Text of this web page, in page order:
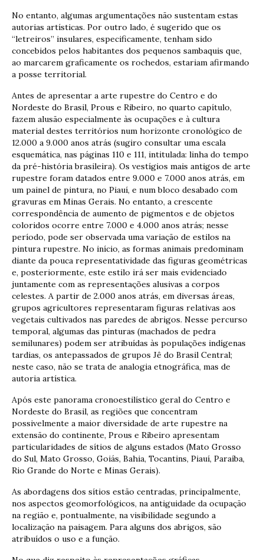
No entanto, algumas argumentações não sustentam estas
autorias artísticas. Por outro lado, é sugerido que os
“letreiros” insulares, especificamente, tenham sido
concebidos pelos habitantes dos pequenos sambaquis que,
ao marcarem graficamente os rochedos, estariam afirmando
a posse territorial.
Antes de apresentar a arte rupestre do Centro e do
Nordeste do Brasil, Prous e Ribeiro, no quarto capítulo,
fazem alusão especialmente às ocupações e à cultura
material destes territórios num horizonte cronológico de
12.000 a 9.000 anos atrás (sugiro consultar uma escala
esquemática, nas páginas 110 e 111, intitulada: linha do tempo
da pré-história brasileira). Os vestígios mais antigos de arte
rupestre foram datados entre 9.000 e 7.000 anos atrás, em
um painel de pintura, no Piauí, e num bloco desabado com
gravuras em Minas Gerais. No entanto, a crescente
correspondência de aumento de pigmentos e de objetos
coloridos ocorre entre 7.000 e 4.000 anos atrás; nesse
período, pode ser observada uma variação de estilos na
pintura rupestre. No início, as formas animais predominam
diante da pouca representatividade das figuras geométricas
e, posteriormente, este estilo irá ser mais evidenciado
juntamente com as representações alusivas a corpos
celestes. A partir de 2.000 anos atrás, em diversas áreas,
grupos agricultores representaram figuras relativas aos
vegetais cultivados nas paredes de abrigos. Nesse percurso
temporal, algumas das pinturas (machados de pedra
semilunares) podem ser atribuídas às populações indígenas
tardias, os antepassados de grupos Jê do Brasil Central;
neste caso, não se trata de analogia etnográfica, mas de
autoria artística.
Após este panorama cronoestilístico geral do Centro e
Nordeste do Brasil, as regiões que concentram
possivelmente a maior diversidade de arte rupestre na
extensão do continente, Prous e Ribeiro apresentam
particularidades de sítios de alguns estados (Mato Grosso
do Sul, Mato Grosso, Goiás, Bahia, Tocantins, Piauí, Paraíba,
Rio Grande do Norte e Minas Gerais).
As abordagens dos sítios estão centradas, principalmente,
nos aspectos geomorfológicos, na antiguidade da ocupação
na região e, pontualmente, na visibilidade segundo a
localização na paisagem. Para alguns dos abrigos, são
atribuídos o uso e a função.